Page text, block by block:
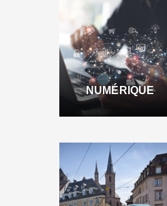
NUMÉRIQUE